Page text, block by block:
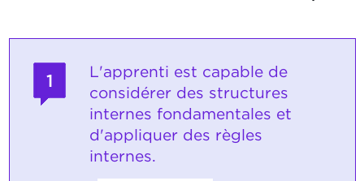
1
L'apprenti est capable de
considérer des structures
internes fondamentales et
d'appliquer des règles
internes.